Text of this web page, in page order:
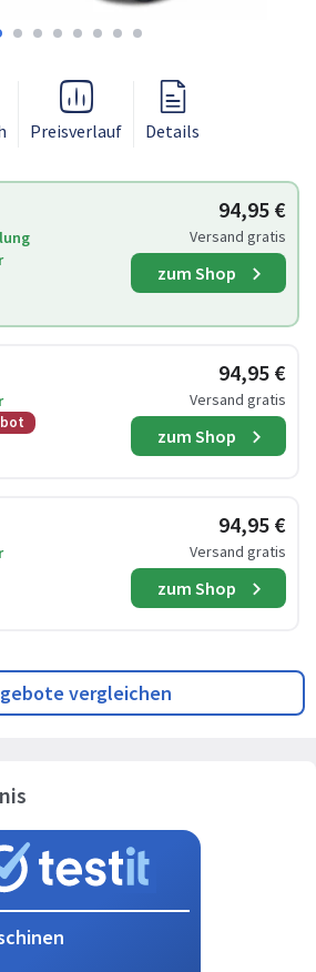
Preisverlauf Details
94,95 €
Versand gratis
zum Shop
94,95 €
Versand gratis
zum Shop
94,95 €
Versand gratis
zum Shop
vergleichen